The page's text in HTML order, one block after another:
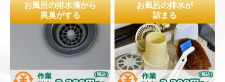
お風呂の排水溝から
異臭がする
お風呂の排水が
詰まる